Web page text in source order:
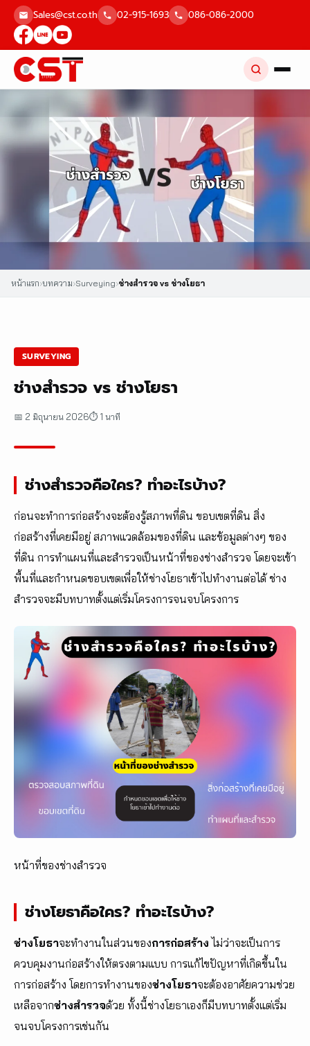
Skip
content
Sales@cst.co.th 02-915-1693 086-086-2000
หน้าแรก›บทความ›Surveying›ช่างสำรวจ vs ช่างโยธา
SURVEYING
ช่างสำรวจ vs ช่างโยธา
📅 2 มิถุนายน 2026⏱ 1 นาที
ช่างสำรวจคือใคร? ทำอะไรบ้าง?
ก่อนจะทำการก่อสร้างจะต้องรู้สภาพที่ดิน ขอบเขตที่ดิน สิ่ง
ก่อสร้างที่เคยมีอยู่ สภาพแวดล้อมของที่ดิน และข้อมูลต่างๆ ของ
ที่ดิน การทำแผนที่และสำรวจเป็นหน้าที่ของช่างสำรวจ โดยจะเข้า
พื้นที่และกำหนดขอบเขตเพื่อให้ช่างโยธาเข้าไปทำงานต่อได้ ช่าง
สำรวจจะมีบทบาทตั้งแต่เริ่มโครงการจนจบโครงการ
หน้าที่ของช่างสำรวจ
ช่างโยธาคือใคร? ทำอะไรบ้าง?
ช่างโยธาจะทำงานในส่วนของการก่อสร้าง ไม่ว่าจะเป็นการ
ควบคุมงานก่อสร้างให้ตรงตามแบบ การแก้ไขปัญหาที่เกิดขึ้นใน
การก่อสร้าง โดยการทำงานของช่างโยธาจะต้องอาศัยความช่วย
เหลือจากช่างสำรวจด้วย ทั้งนี้ช่างโยธาเองก็มีบทบาทตั้งแต่เริ่ม
จนจบโครงการเช่นกัน